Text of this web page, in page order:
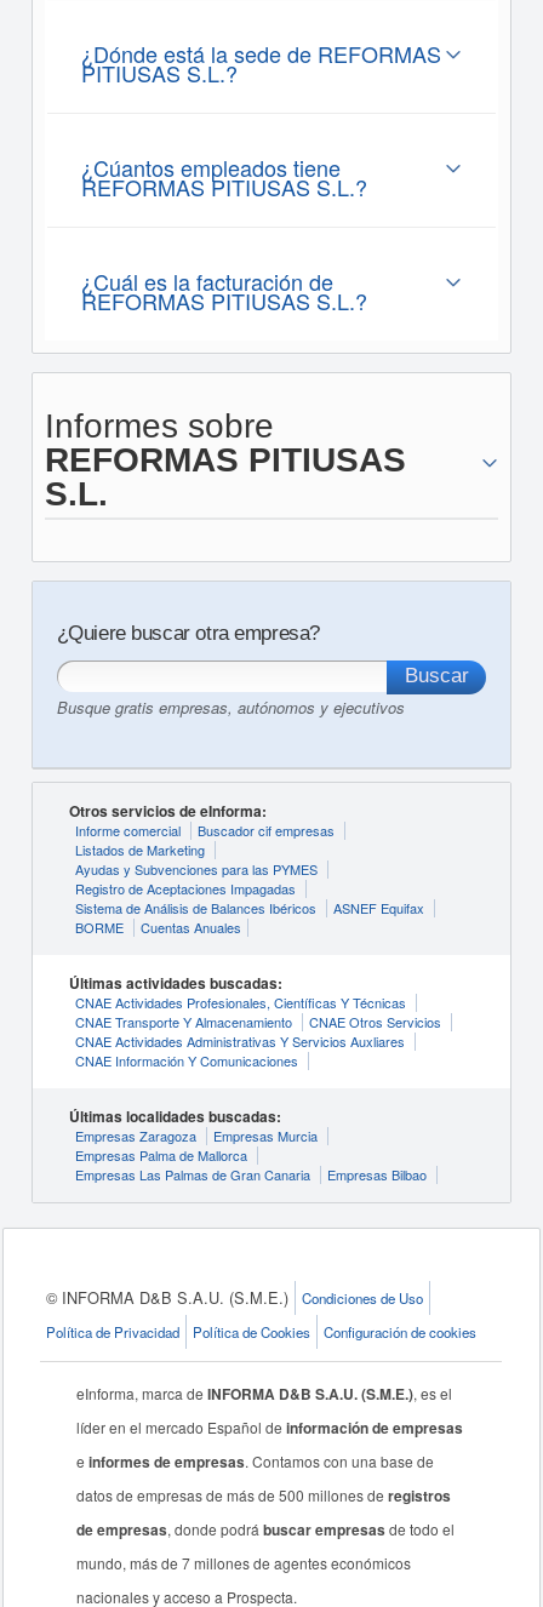
¿Dónde está la sede de REFORMAS
PITIUSAS S.L.?
¿Cúantos empleados tiene
REFORMAS PITIUSAS S.L.?
¿Cuál es la facturación de
REFORMAS PITIUSAS S.L.?
Informes sobre
REFORMAS PITIUSAS
S.L.
¿Quiere buscar otra empresa?
Busque gratis empresas, autónomos y ejecutivos
Otros servicios de eInforma:
Informe comercial
Buscador cif empresas
Listados de Marketing
Ayudas y Subvenciones para las PYMES
Registro de Aceptaciones Impagadas
Sistema de Análisis de Balances Ibéricos
ASNEF Equifax
BORME
Cuentas Anuales
Últimas actividades buscadas:
CNAE Actividades Profesionales, Científicas Y Técnicas
CNAE Transporte Y Almacenamiento
CNAE Otros Servicios
CNAE Actividades Administrativas Y Servicios Auxliares
CNAE Información Y Comunicaciones
Últimas localidades buscadas:
Empresas Zaragoza
Empresas Murcia
Empresas Palma de Mallorca
Empresas Las Palmas de Gran Canaria
Empresas Bilbao
© INFORMA D&B S.A.U. (S.M.E.)
Condiciones de Uso
Política de Privacidad
Política de Cookies Configuración de cookies
eInforma, marca deINFORMA D&B S.A.U. (S.M.E.), es el
líder en el mercado Español deinformación de empresas
einformes de empresas. Contamos con una base de
datos de empresas de más de 500 millones deregistros
de empresas, donde podrábuscar empresas de todo el
mundo, más de 7 millones de agentes económicos
nacionales y acceso a Prospecta.